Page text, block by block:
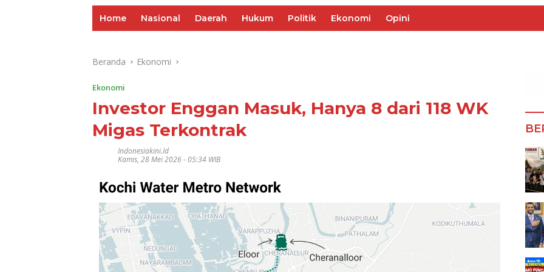
Home Nasional Daerah Hukum Politik Ekonomi Opini
Beranda Ekonomi
Ekonomi
Investor Enggan Masuk, Hanya 8 dari 118 WK
Migas Terkontrak
Indonesiakini.id
Kamis, 28 Mei 2026 - 05:34 WIB